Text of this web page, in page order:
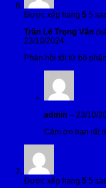
Được xếp hạng 5 5
Trần Lê Trọng Văn
23/10/2024
Phản hồi tốt từ bộ
admin – 23/10/
Cảm ơn bạn rất
Được xếp hạng 5 5